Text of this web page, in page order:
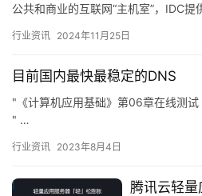
优
盾
动
登录
公共和商业的互联网“主机室”，IDC
行业资讯 2024年11月25日
目前国内最快最稳定的DNS
"《计算机应用基础》第06章在线测
" …
行业资讯 2023年8月4日
腾讯云轻